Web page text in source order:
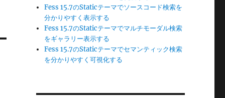
Fess 15.7のStaticテーマでソースコード検索を
分かりやすく表示する
Fess 15.7のStaticテーマでマルチモーダル検索
をギャラリー表示する
Fess 15.7のStaticテーマでセマンティック検索
を分かりやすく可視化する